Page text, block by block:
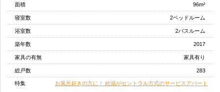
面積 96m²
寝室数 2ベッドルーム
浴室数 2バスルーム
築年数 2017
家具の有無 家具有り
総戸数 283
特集 お風呂好きの方に！ 給湯がセントラル方式のサービスアパート